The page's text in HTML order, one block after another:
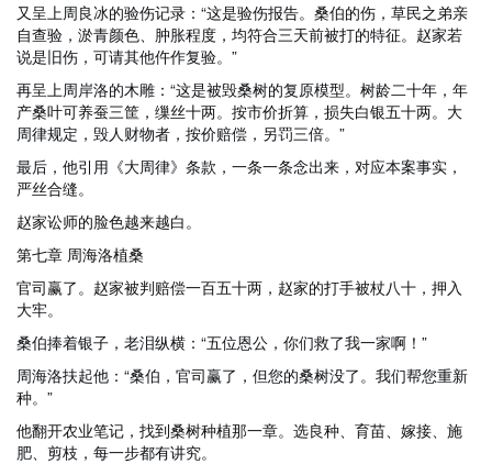
又呈上周良冰的验伤记录：“这是验伤报告。桑伯的伤，草民之弟亲
自查验，淤青颜色、肿胀程度，均符合三天前被打的特征。赵家若
说是旧伤，可请其他仵作复验。”
再呈上周岸洛的木雕：“这是被毁桑树的复原模型。树龄二十年，年
产桑叶可养蚕三筐，缫丝十两。按市价折算，损失白银五十两。大
周律规定，毁人财物者，按价赔偿，另罚三倍。”
最后，他引用《大周律》条款，一条一条念出来，对应本案事实，
严丝合缝。
赵家讼师的脸色越来越白。
第七章 周海洛植桑
官司赢了。赵家被判赔偿一百五十两，赵家的打手被杖八十，押入
大牢。
桑伯捧着银子，老泪纵横：“五位恩公，你们救了我一家啊！”
周海洛扶起他：“桑伯，官司赢了，但您的桑树没了。我们帮您重新
种。”
他翻开农业笔记，找到桑树种植那一章。选良种、育苗、嫁接、施
肥、剪枝，每一步都有讲究。